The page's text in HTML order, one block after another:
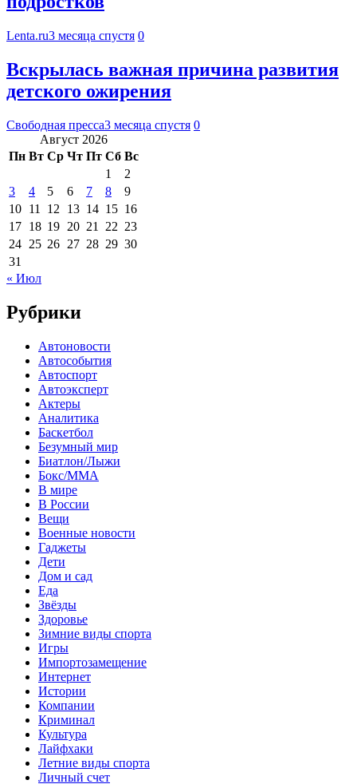
Lenta.ru3 месяца спустя 0
Вскрылась важная причина развития
детского ожирения
Свободная пресса3 месяца спустя 0
Август 2026
Пн Вт Ср Чт Пт Сб Вс
1
2
3
4 5 6 7 8
9
10 11 12 13 14 15 16
17 18 19 20 21 22 23
24 25 26 27 28 29 30
31
« Июл
Рубрики
Автоновости
Автособытия
Автоспорт
Автоэксперт
Актеры
Аналитика
Баскетбол
Безумный мир
Биатлон/Лыжи
Бокс/MMA
В мире
В России
Вещи
Военные новости
Гаджеты
Дети
Дом и сад
Еда
Звёзды
Здоровье
Зимние виды спорта
Игры
Импортозамещение
Интернет
Истории
Компании
Криминал
Культура
Лайфхаки
Летние виды спорта
Личный счет